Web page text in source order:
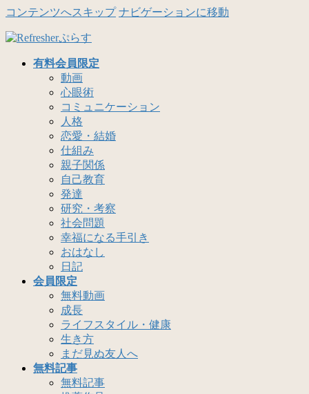
コンテンツへスキップ ナビゲーションに移動
有料会員限定
動画
心眼術
コミュニケーション
人格
恋愛・結婚
仕組み
親子関係
自己教育
発達
研究・考察
社会問題
幸福になる手引き
おはなし
日記
会員限定
無料動画
成長
ライフスタイル・健康
生き方
まだ見ぬ友人へ
無料記事
無料記事